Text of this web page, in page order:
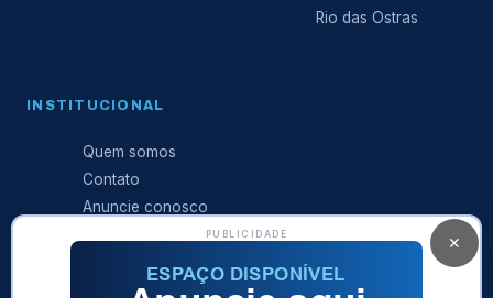
Rio das Ostras
INSTITUCIONAL
Quem somos
Contato
Anuncie conosco
privacidade
✕
PUBLICIDADE